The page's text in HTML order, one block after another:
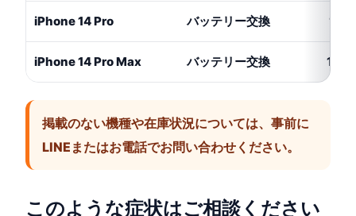
iPhone 14 Pro バッテリー交換
iPhone 14 Pro Max バッテリー交換
掲載のない機種や在庫状況については、事前に
LINEまたはお電話でお問い合わせください。
このような症状はご相談ください